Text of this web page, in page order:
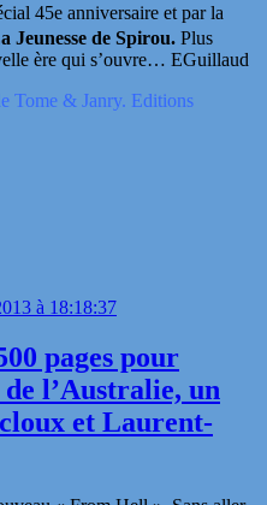
45e anniversaire et par la
Jeunesse de Spirou. Plus
ère qui s’ouvre… EGuillaud
Tome & Janry. Editions
à 18:18:37
pages pour
l’Australie, un
et Laurent-